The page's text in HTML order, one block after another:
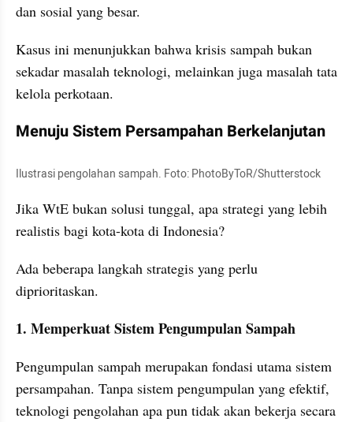
dan sosial yang besar.
Kasus ini menunjukkan bahwa krisis sampah bukan
sekadar masalah teknologi, melainkan juga masalah tata
kelola perkotaan.
Menuju Sistem Persampahan Berkelanjutan
Ilustrasi pengolahan sampah. Foto: PhotoByToR/Shutterstock
Jika WtE bukan solusi tunggal, apa strategi yang lebih
realistis bagi kota-kota di Indonesia?
Ada beberapa langkah strategis yang perlu
diprioritaskan.
1. Memperkuat Sistem Pengumpulan Sampah
Pengumpulan sampah merupakan fondasi utama sistem
persampahan. Tanpa sistem pengumpulan yang efektif,
teknologi pengolahan apa pun tidak akan bekerja secara